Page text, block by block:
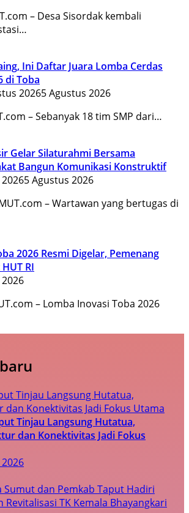
– Desa Sisordak kembali
Ini Daftar Juara Lomba Cerdas
di Toba
20265 Agustus 2026
– Sebanyak 18 tim SMP dari…
Gelar Silaturahmi Bersama
Bangun Komunikasi Konstruktif
5 Agustus 2026
– Wartawan yang bertugas di
2026 Resmi Digelar, Pemenang
RI
– Lomba Inovasi Toba 2026
Tinjau Langsung Hutatua,
dan Konektivitas Jadi Fokus